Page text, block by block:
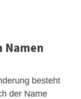
Namen
besteht
der Name